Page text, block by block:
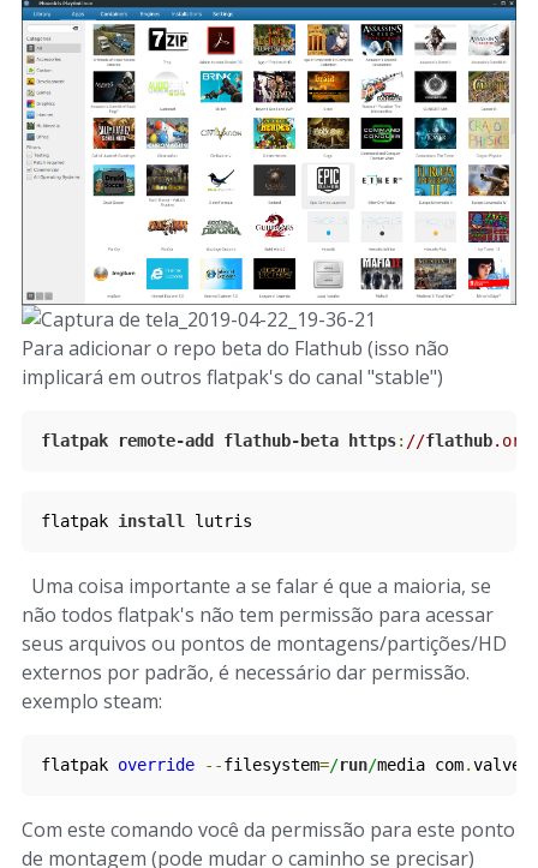
Para adicionar o repo beta do Flathub (isso não
implicará em outros flatpak's do canal "stable")
flatpak remote-add flathub- beta https: //flathub.org
flatpak install lutris
Uma coisa importante a se falar é que a maioria, se
não todos flatpak's não tem permissão para acessar
seus arquivos ou pontos de montagens/partições/HD
externos por padrão, é necessário dar permissão.
exemplo steam:
flatpak override --filesystem=/run/media com.
Com este comando você da permissão para este ponto
de montagem (pode mudar o caminho se precisar)